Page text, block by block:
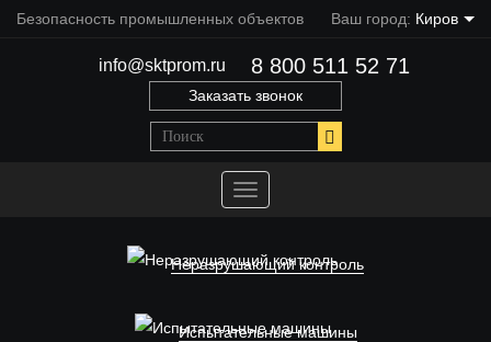
Безопасность промышленных объектов Ваш город: Киров
info@sktprom.ru 8 800 511 52 71
Заказать звонок
Переключить
навигацию
Неразрушающий контроль
Испытательные машины